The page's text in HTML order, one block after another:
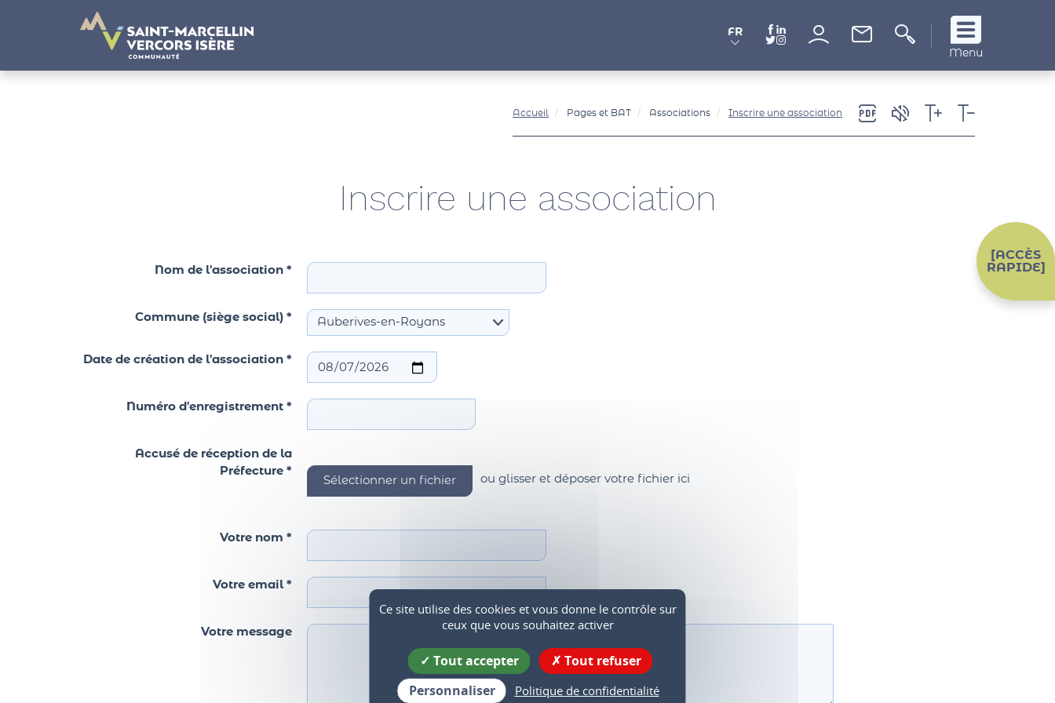
FR
!
Menu
[ACCÈS
RAPIDE]
Accueil Pages et BAT Associations Inscrire une association
Inscrire une association
Nom de l'association *
Commune (siège social) *
Date de création de l'association *
Numéro d'enregistrement *
Accusé de réception de la
Préfecture *
ou glisser et déposer votre fichier ici
Votre nom *
Votre email *
Votre message
Panneau de gestion des cookies
Ce site utilise des cookies et vous donne le contrôle sur
ceux que vous souhaitez activer
Tout accepter
Tout refuser
Personnaliser
Politique de confidentialité